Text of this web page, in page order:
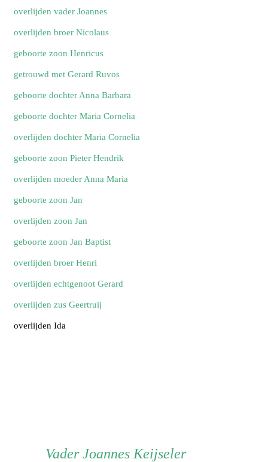
overlijden vader Joannes
overlijden broer Nicolaus
geboorte zoon Henricus
getrouwd met Gerard Ruvos
geboorte dochter Anna Barbara
geboorte dochter Maria Cornelia
overlijden dochter Maria Cornelia
geboorte zoon Pieter Hendrik
overlijden moeder Anna Maria
geboorte zoon Jan
overlijden zoon Jan
geboorte zoon Jan Baptist
overlijden broer Henri
overlijden echtgenoot Gerard
overlijden zus Geertruij
overlijden Ida
VaderVader
Joannes Keijseler